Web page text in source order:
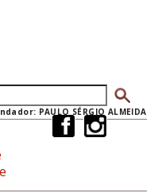
de busca
PAULO SÉRGIO ALMEIDA